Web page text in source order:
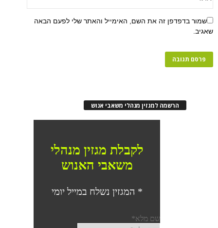
שמור בדפדפן זה את השם, האימייל והאתר שלי לפעם הבאה
שאגיב.
הרשמה למגזין מנהלי משאבי אנוש